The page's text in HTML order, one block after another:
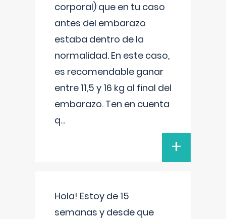
corporal) que en tu caso
antes del embarazo
estaba dentro de la
normalidad. En este caso,
es recomendable ganar
entre 11,5 y 16 kg al final del
embarazo. Ten en cuenta
q...
+
Hola! Estoy de 15
semanas y desde que